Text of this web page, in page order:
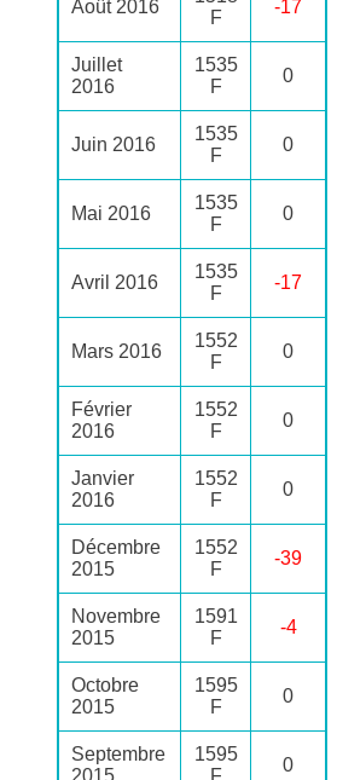
Août 2016
F
-17
Juillet
2016
1535
F
0
Juin 2016
1535
F
0
Mai 2016
1535
F
0
Avril 2016
1535
F
-17
Mars 2016
1552
F
0
Février
2016
1552
F
0
Janvier
2016
1552
F
0
Décembre
2015
1552
F
-39
Novembre
2015
1591
F
-4
Octobre
2015
1595
F
0
Septembre
2015
1595
F
0